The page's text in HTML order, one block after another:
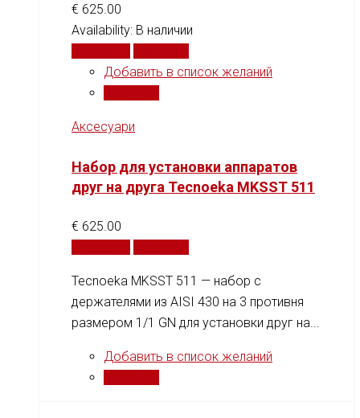
€ 625.00
Availability: В наличии
Добавить в список желаний
Аксесуари
Набор для установки аппаратов
друг на друга Tecnoeka MKSST 511
€ 625.00
Tecnoeka MKSST 511 — набор с
держателями из AISI 430 на 3 противня
размером 1/1 GN для установки друг на...
Добавить в список желаний